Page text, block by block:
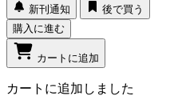
新刊通知
後で買う
購入に進む
カートに追加
カートに追加しました